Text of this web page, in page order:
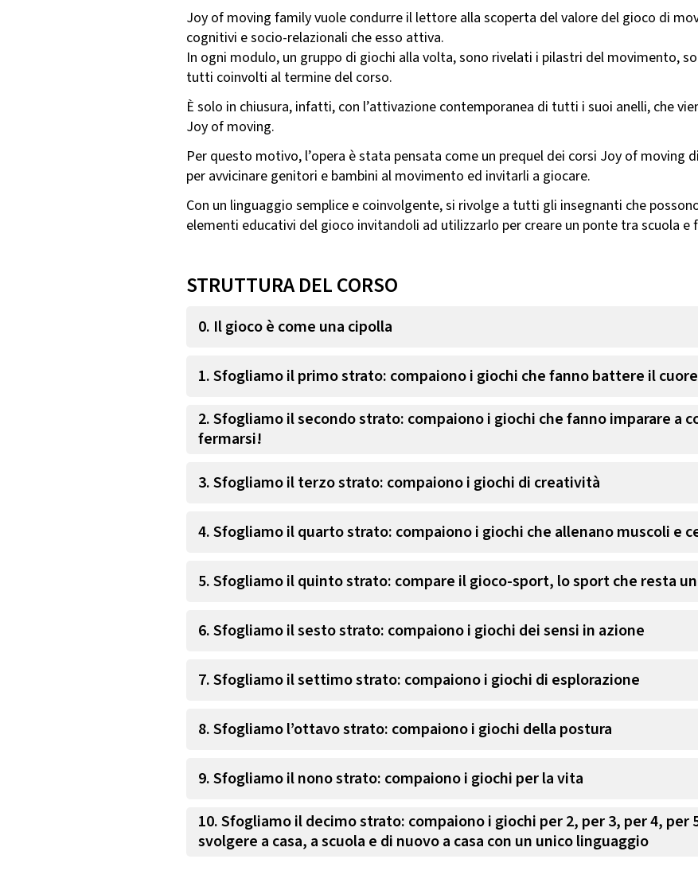
Joy of moving family vuole condurre il lettore alla scoperta del valore del gioco di
cognitivi e socio-relazionali che esso attiva.
In ogni modulo, un gruppo di giochi alla volta, sono rivelati i pilastri del movimento,
tutti coinvolti al termine del corso.
È solo in chiusura, infatti, con l’attivazione contemporanea di tutti i suoi anelli, che
Joy of moving.
Per questo motivo, l’opera è stata pensata come un prequel dei corsi Joy of moving
per avvicinare genitori e bambini al movimento ed invitarli a giocare.
Con un linguaggio semplice e coinvolgente, si rivolge a tutti gli insegnanti che
elementi educativi del gioco invitandoli ad utilizzarlo per creare un ponte tra scuola e
STRUTTURA DEL CORSO
0. Il gioco è come una cipolla
1. Sfogliamo il primo strato: compaiono i giochi che fanno battere il cuore
2. Sfogliamo il secondo strato: compaiono i giochi che fanno imparare a
fermarsi!
3. Sfogliamo il terzo strato: compaiono i giochi di creatività
4. Sfogliamo il quarto strato: compaiono i giochi che allenano muscoli e
5. Sfogliamo il quinto strato: compare il gioco-sport, lo sport che resta
6. Sfogliamo il sesto strato: compaiono i giochi dei sensi in azione
7. Sfogliamo il settimo strato: compaiono i giochi di esplorazione
8. Sfogliamo l’ottavo strato: compaiono i giochi della postura
9. Sfogliamo il nono strato: compaiono i giochi per la vita
10. Sfogliamo il decimo strato: compaiono i giochi per 2, per 3, per 4, per
svolgere a casa, a scuola e di nuovo a casa con un unico linguaggio